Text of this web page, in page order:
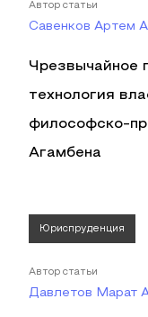
Автор статьи
Савенков Артем
Чрезвычайное
технология
философско-
Агамбена
Юриспруденция
Автор статьи
Давлетов Марат